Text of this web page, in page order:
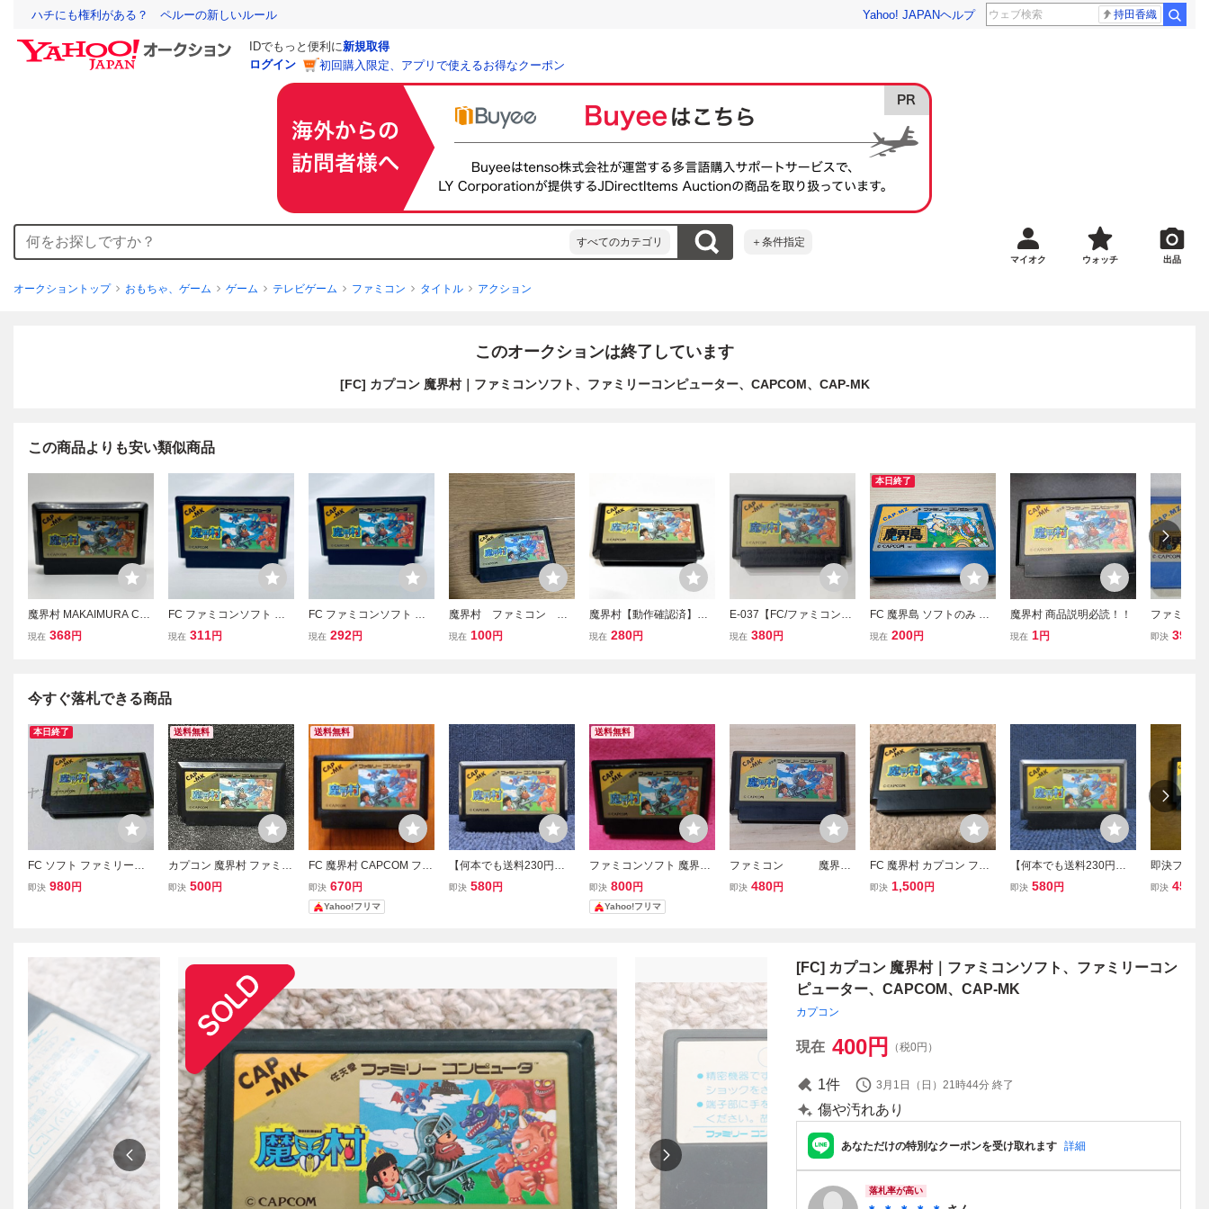
ハチにも権利がある？ ペルーの新しいルール Yahoo! JAPANヘルプ 持田香織
IDでもっと便利に新規取得
ログイン
初回購入限定、アプリで使えるお得なクーポン
すべてのカテゴリ ＋条件指定
マイオク ウォッチ 出品
オークショントップ おもちゃ、ゲーム ゲーム テレビゲーム ファミコン タイトル アクション
このオークションは終了しています
[FC] カプコン 魔界村｜ファミコンソフト、ファミリーコンピューター、CAPCOM、CAP-MK
この商品よりも安い類似商品
魔界村 MAKAIMURA CAP
COM カプコン ファミリ
リッジ
現在 368円
FC ファミコンソフト 魔
界村 ソフトのみ 起動確認
現在 311円
FC ファミコンソフト 魔
界村 ソフトのみ 起動確認
現在 292円
魔界村 ファミコン ソ
フト カプコン
現在 100円
魔界村【動作確認済】８
本まで同梱可 簡易清掃
現在 280円
E-037【FC/ファミコン】
「魔界村」ソフトのみ
現在 380円
本日終了
FC 魔界島 ソフトのみ 動
作確認済み ファミコン 任
現在 200円
魔界村 商品説明必読！！
現在 1円
ファミコン
つの島大冒
即決 399
今すぐ落札できる商品
本日終了
FC ソフト ファミリーコ
ンピュータ ソフト 魔界村
即決 980円
送料無料
カプコン 魔界村 ファミリ
ーコンピュータ ファミコ
即決 500円
送料無料
FC 魔界村 CAPCOM ファ
ミリーコンピュータ ソフ
ト CAP-MK
即決 670円
Yahoo!フリマ
【何本でも送料230円！
出品多数】魔界村 ファミ
即決 580円
送料無料
ファミコンソフト 魔界村
CAPCOM 1986年
即決 800円
Yahoo!フリマ
ファミコン 魔界
村 作
即決 480円
FC 魔界村 カプコン ファ
ミコン ファミカセ 同梱可
即決 1,500円
【何本でも送料230円！
出品多数】魔界村 ファミ
即決 580円
即決ファミ
界村
即決 450
[FC] カプコン 魔界村｜ファミコンソフト、ファミリーコン
ピューター、CAPCOM、CAP-MK
カプコン
現在 400円 （税0円）
1件 3月1日（日）21時44分 終了
傷や汚れあり
あなただけの特別なクーポンを受け取れます 詳細
落札率が高い